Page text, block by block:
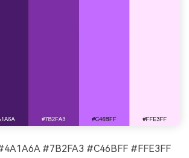
#7B2FA3 #C46BFF #FFE3FF